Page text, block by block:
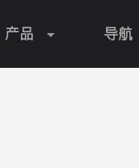
产品 导航